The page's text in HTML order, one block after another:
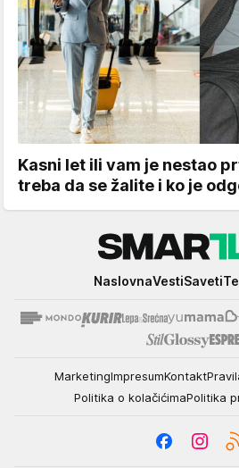
Kasni let ili vam je nestao
treba da se žalite i ko je
NaslovnaVestiSaveti
MarketingImpresumKontakt
Politika o kolačićimaPolitika